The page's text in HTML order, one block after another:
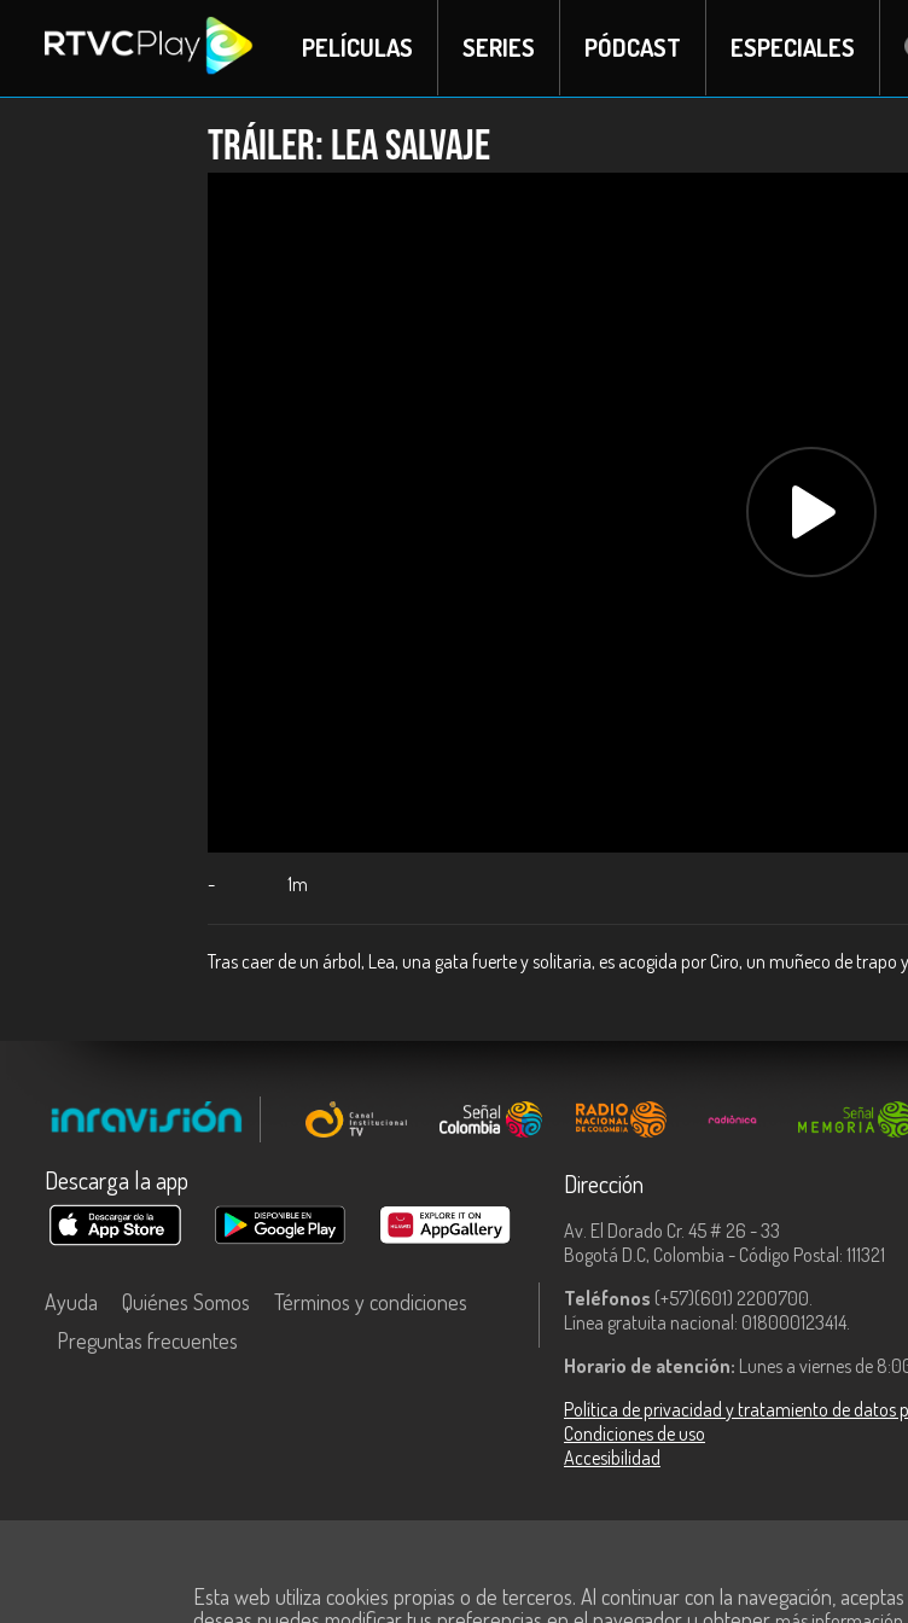
PELÍCULAS SERIES PÓDCAST ESPECIALES
Tráiler: Lea Salvaje
- 1m
Tras caer de un árbol, Lea, una gata fuerte y solitaria, es acogida por Ciro, un muñeco de trapo
Descarga la app
Ayuda Quiénes Somos
Términos y condiciones
Preguntas frecuentes
Dirección
Av. El Dorado Cr. 45 # 26 - 33
Bogotá D.C, Colombia - Código Postal: 111321
Teléfonos (+57)(601) 2200700.
Línea gratuita nacional: 018000123414.
Horario de atención: Lunes a viernes de
Política de privacidad y tratamiento de datos
Condiciones de uso
Accesibilidad
Información y las Comunicaciones de MinTic.
Esta web utiliza cookies propias o de terceros. Al continuar con la navegación,